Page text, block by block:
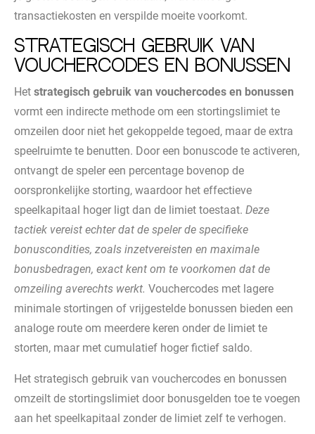
transactiekosten en verspilde moeite voorkomt.
Strategisch gebruik van
vouchercodes en bonussen
Het strategisch gebruik van vouchercodes en bonussen
vormt een indirecte methode om een stortingslimiet te
omzeilen door niet het gekoppelde tegoed, maar de extra
speelruimte te benutten. Door een bonuscode te activeren,
ontvangt de speler een percentage bovenop de
oorspronkelijke storting, waardoor het effectieve
speelkapitaal hoger ligt dan de limiet toestaat. Deze
tactiek vereist echter dat de speler de specifieke
bonuscondities, zoals inzetvereisten en maximale
bonusbedragen, exact kent om te voorkomen dat de
omzeiling averechts werkt. Vouchercodes met lagere
minimale stortingen of vrijgestelde bonussen bieden een
analoge route om meerdere keren onder de limiet te
storten, maar met cumulatief hoger fictief saldo.
Het strategisch gebruik van vouchercodes en bonussen
omzeilt de stortingslimiet door bonusgelden toe te voegen
aan het speelkapitaal zonder de limiet zelf te verhogen.